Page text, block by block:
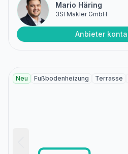
Mario Häring
3SI Makler GmbH
Anbieter
Neu Fußbodenheizung Terrasse